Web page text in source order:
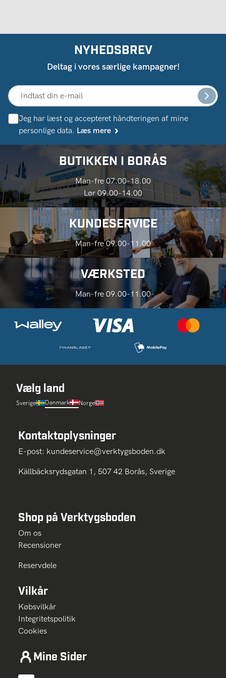
NYHEDSBREV
Deltag i vores særlige kampagner!
Jeg har læst og accepteret håndteringen af ​​mine
personlige data. Læs mere
BUTIKKEN I BORÅS
Man-fre 07.00-18.00
Lør 09.00-14.00
KUNDESERVICE
Man-fre 09.00-11.00
VÆRKSTED
Man-fre 09.00-11.00
Vælg land
Sverige Danmark Norge
Kontaktoplysninger
E-post: kundeservice@verktygsboden.dk
Källbäcksrydsgatan 1, 507 42 Borås, Sverige
Shop på Verktygsboden
Om os
Recensioner
Reservdele
Vilkår
Købsvilkår
Integritetspolitik
Cookies
Mine Sider